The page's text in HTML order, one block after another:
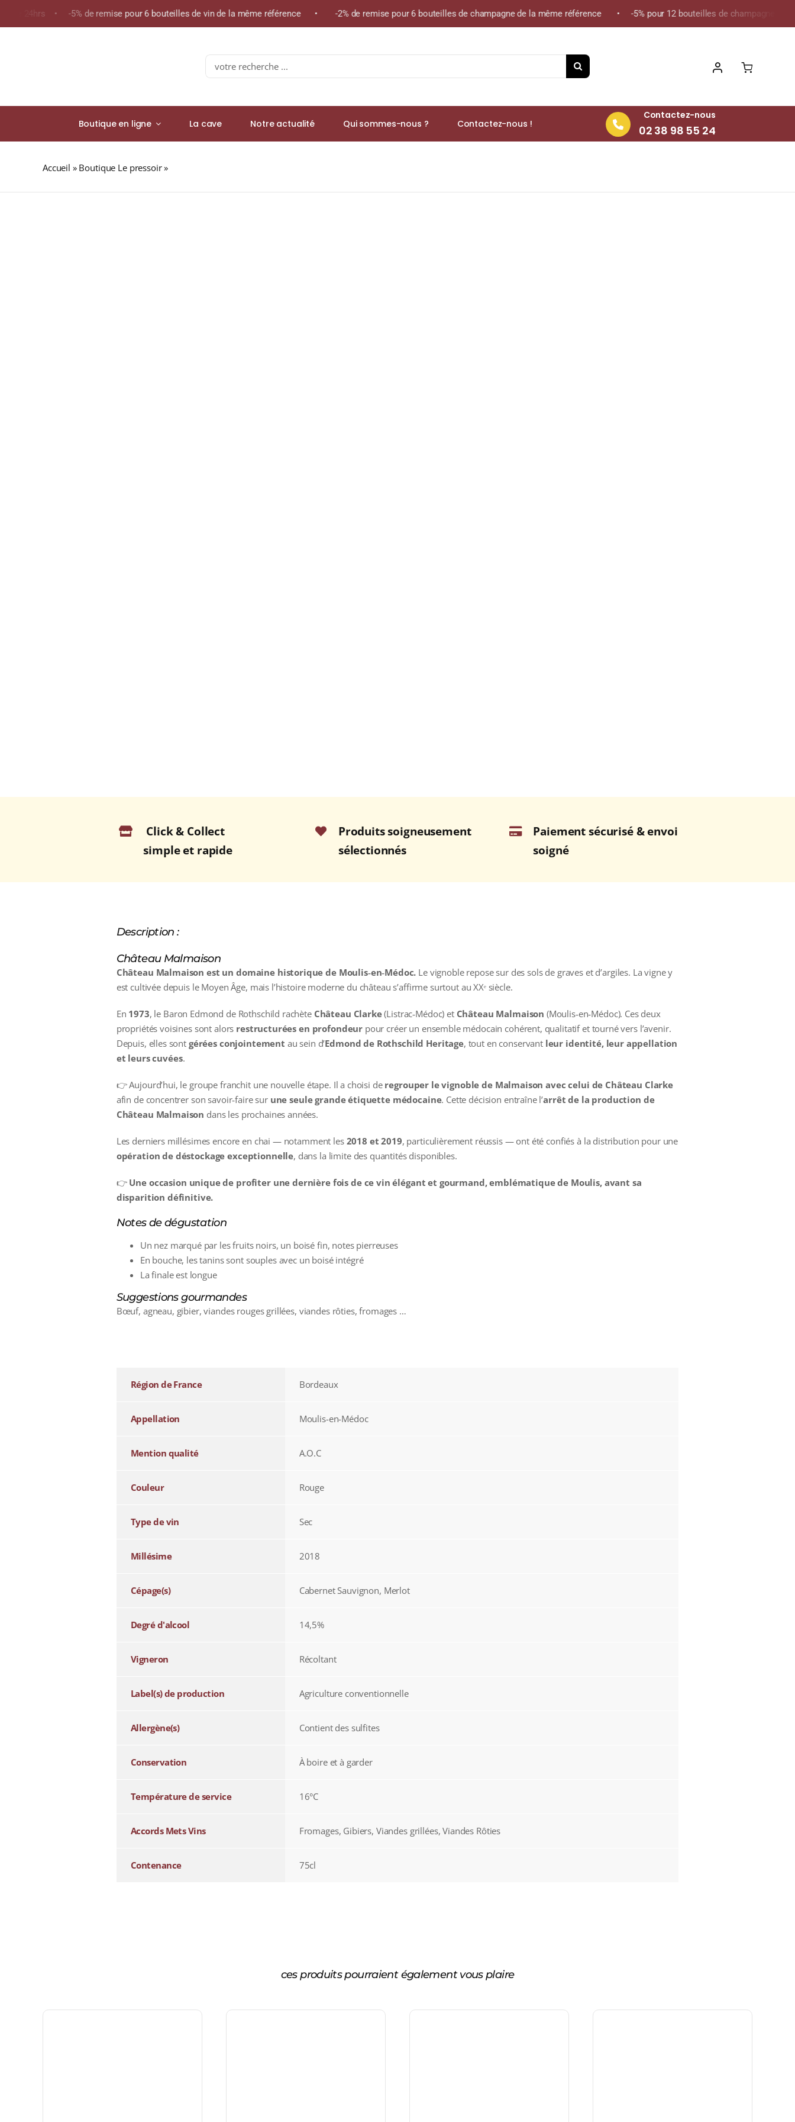
24hrs • -5% de remise pour 6 bouteilles de vin de la même référence • -2% de remise pour 6 bouteilles de champagne de la même référence • -5% pour 12 bouteilles de champagne de la
Search
for:
Boutique en ligne La cave Notre actualité Qui sommes-nous ? Contactez-nous !
Contactez-nous
02 38 98 55 24
Accueil » Boutique Le pressoir»
Click & Collect
simple et rapide
Produits soigneusement
sélectionnés
Paiement sécurisé & envoi
soigné
Description :
Château Malmaison
Château Malmaison est un domaine historique de Moulis‑en‑Médoc. Le vignoble repose sur des sols de graves et d’argiles. La vigne y
est cultivée depuis le Moyen Âge, mais l’histoire moderne du château s’affirme surtout au XXᵉ siècle.
En 1973, le Baron Edmond de Rothschild rachète Château Clarke(Listrac‑Médoc) et Château Malmaison (Moulis‑en‑Médoc). Ces deux
propriétés voisines sont alors restructurées en profondeur pour créer un ensemble médocain cohérent, qualitatif et tourné vers l’avenir.
Depuis, elles sont gérées conjointement au sein d’Edmond de Rothschild Heritage, tout en conservant leur identité, leur appellation
et leurs cuvées.
👉 Aujourd’hui, le groupe franchit une nouvelle étape. Il a choisi de regrouper le vignoble de Malmaison avec celui de Château Clarke
afin de concentrer son savoir‑faire sur une seule grande étiquette médocaine. Cette décision entraîne l’arrêt de la production de
Château Malmaison dans les prochaines années.
Les derniers millésimes encore en chai — notamment les 2018 et 2019, particulièrement réussis — ont été confiés à la distribution pour une
opération de déstockage exceptionnelle, dans la limite des quantités disponibles.
👉 Une occasion unique de profiter une dernière fois de ce vin élégant et gourmand, emblématique de Moulis, avant sa
disparition définitive.
Notes de dégustation
Un nez marqué par les fruits noirs, un boisé fin, notes pierreuses
En bouche, les tanins sont souples avec un boisé intégré
La finale est longue
Suggestions gourmandes
Bœuf, agneau, gibier, viandes rouges grillées, viandes rôties, fromages …
Région de France Bordeaux
Appellation Moulis-en-Médoc
Mention qualité A.O.C
Couleur Rouge
Type de vin Sec
Millésime 2018
Cépage(s) Cabernet Sauvignon, Merlot
Degré d'alcool 14,5%
Vigneron Récoltant
Label(s) de production Agriculture conventionnelle
Allergène(s) Contient des sulfites
Conservation À boire et à garder
Température de service 16°C
Accords Mets Vins Fromages, Gibiers, Viandes grillées, Viandes Rôties
Contenance 75cl
ces produits pourraient également vous plaire